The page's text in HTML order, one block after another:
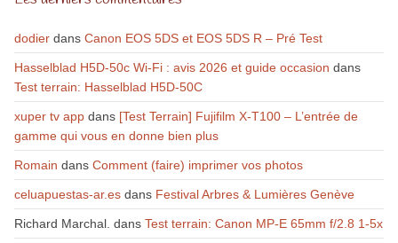
dodierdans Canon EOS 5DS et EOS 5DS R – Pré Test
Hasselblad H5D-50c Wi-Fi : avis 2026 et guide occasion dans
Test terrain: Hasselblad H5D-50C
xuper tv appdans [Test Terrain] Fujifilm X-T100 – L’entrée de
gamme qui vous en donne bien plus
Romain dans Comment (faire) imprimer vos photos
celuapuestas-ar.esdans Festival Arbres & Lumières Genève
Richard Marchal. dans Test terrain: Canon MP-E 65mm f/2.8 1-5x